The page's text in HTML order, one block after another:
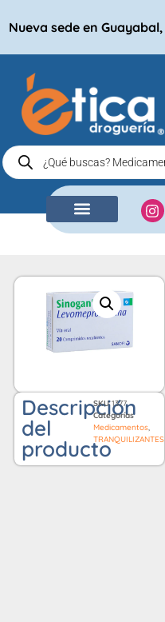
Nueva sede en Guayabal,
Descripción
del
producto
SKU1377
Categorías
Medicamentos,
TRANQUILIZANTES